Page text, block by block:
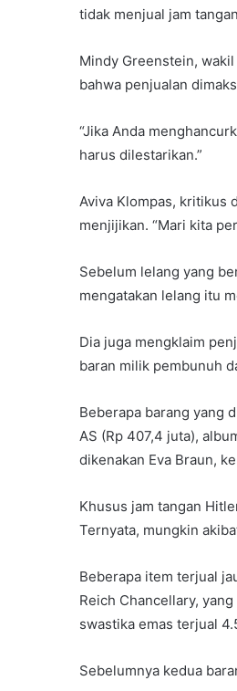
tidak menjual jam
Mindy Greenstein,
bahwa penjualan
“Jika Anda
harus dilestarikan.”
Aviva Klompas, kritikus
menjijikan. “Mari kita
Sebelum lelang yang
mengatakan lelang itu
Dia juga mengklaim
baran milik pembunuh
Beberapa barang yang
AS (Rp 407,4 juta),
dikenakan Eva Braun,
Khusus jam tangan
Ternyata, mungkin
Beberapa item terjual
Reich Chancellary,
swastika emas terjual
Sebelumnya kedua